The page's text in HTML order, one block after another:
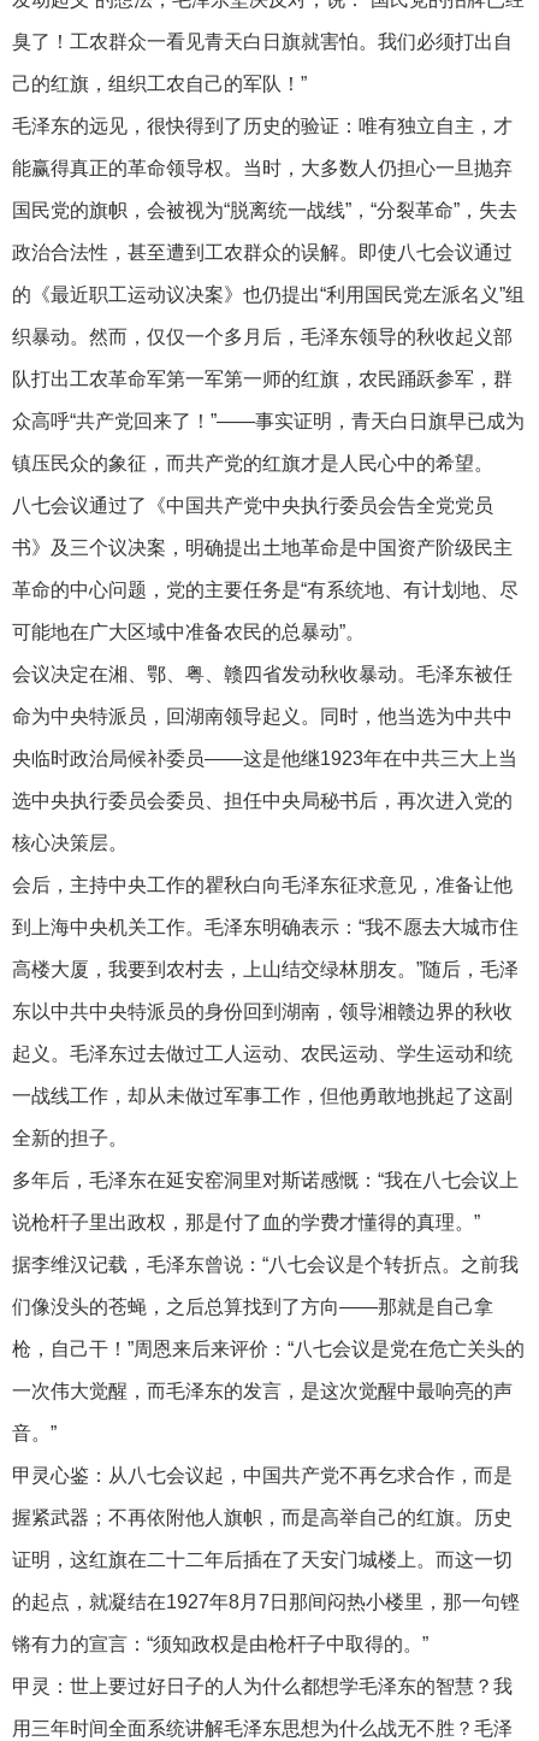
臭了！工农群众一看见青天白日旗就害怕。我们必须打出自
己的红旗，组织工农自己的军队！”
毛泽东的远见，很快得到了历史的验证：唯有独立自主，才
能赢得真正的革命领导权。当时，大多数人仍担心一旦抛弃
国民党的旗帜，会被视为“脱离统一战线”，“分裂革命”，失去
政治合法性，甚至遭到工农群众的误解。即使八七会议通过
的《最近职工运动议决案》也仍提出“利用国民党左派名义”组
织暴动。然而，仅仅一个多月后，毛泽东领导的秋收起义部
队打出工农革命军第一军第一师的红旗，农民踊跃参军，群
众高呼“共产党回来了！”——事实证明，青天白日旗早已成为
镇压民众的象征，而共产党的红旗才是人民心中的希望。
八七会议通过了《中国共产党中央执行委员会告全党党员
书》及三个议决案，明确提出土地革命是中国资产阶级民主
革命的中心问题，党的主要任务是“有系统地、有计划地、尽
可能地在广大区域中准备农民的总暴动”。
会议决定在湘、鄂、粤、赣四省发动秋收暴动。毛泽东被任
命为中央特派员，回湖南领导起义。同时，他当选为中共中
央临时政治局候补委员——这是他继1923年在中共三大上当
选中央执行委员会委员、担任中央局秘书后，再次进入党的
核心决策层。
会后，主持中央工作的瞿秋白向毛泽东征求意见，准备让他
到上海中央机关工作。毛泽东明确表示：“我不愿去大城市住
高楼大厦，我要到农村去，上山结交绿林朋友。”随后，毛泽
东以中共中央特派员的身份回到湖南，领导湘赣边界的秋收
起义。毛泽东过去做过工人运动、农民运动、学生运动和统
一战线工作，却从未做过军事工作，但他勇敢地挑起了这副
全新的担子。
多年后，毛泽东在延安窑洞里对斯诺感慨：“我在八七会议上
说枪杆子里出政权，那是付了血的学费才懂得的真理。”
据李维汉记载，毛泽东曾说：“八七会议是个转折点。之前我
们像没头的苍蝇，之后总算找到了方向——那就是自己拿
枪，自己干！”周恩来后来评价：“八七会议是党在危亡关头的
一次伟大觉醒，而毛泽东的发言，是这次觉醒中最响亮的声
音。”
甲灵心鉴：从八七会议起，中国共产党不再乞求合作，而是
握紧武器；不再依附他人旗帜，而是高举自己的红旗。历史
证明，这红旗在二十二年后插在了天安门城楼上。而这一切
的起点，就凝结在1927年8月7日那间闷热小楼里，那一句铿
锵有力的宣言：“须知政权是由枪杆子中取得的。”
甲灵：世上要过好日子的人为什么都想学毛泽东的智慧？我
用三年时间全面系统讲解毛泽东思想为什么战无不胜？毛泽